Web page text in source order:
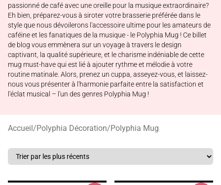
passionné de café avec une oreille pour la musique extraordinaire?
Eh bien, préparez-vous à siroter votre brasserie préférée dans le
style que nous dévoilerons l'accessoire ultime pour les amateurs de
caféine et les fanatiques de la musique - le Polyphia Mug ! Ce billet
de blog vous emmènera sur un voyage à travers le design
captivant, la qualité supérieure, et le charisme indéniable de cette
mug must-have qui est lié à ajouter rythme et mélodie à votre
routine matinale. Alors, prenez un cuppa, asseyez-vous, et laissez-
nous vous présenter à l'harmonie parfaite entre la satisfaction et
l'éclat musical – l'un des genres Polyphia Mug !
Accueil/Polyphia Décoration/Polyphia Mug